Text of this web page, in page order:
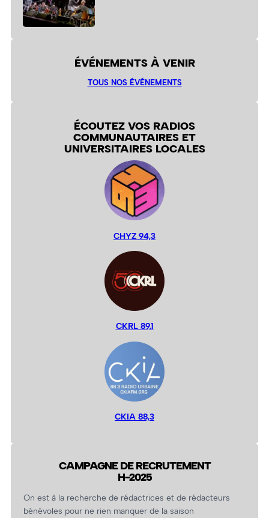
ÉVÉNEMENTS À VENIR
TOUS NOS ÉVÉNEMENTS
ÉCOUTEZ VOS RADIOS
COMMUNAUTAIRES ET
UNIVERSITAIRES LOCALES
CHYZ 94,3
CKRL 89,1
CKIA 88,3
CAMPAGNE DE RECRUTEMENT
H-2025
On est à la recherche de rédactrices et de rédacteurs
bénévoles pour ne rien manquer de la saison